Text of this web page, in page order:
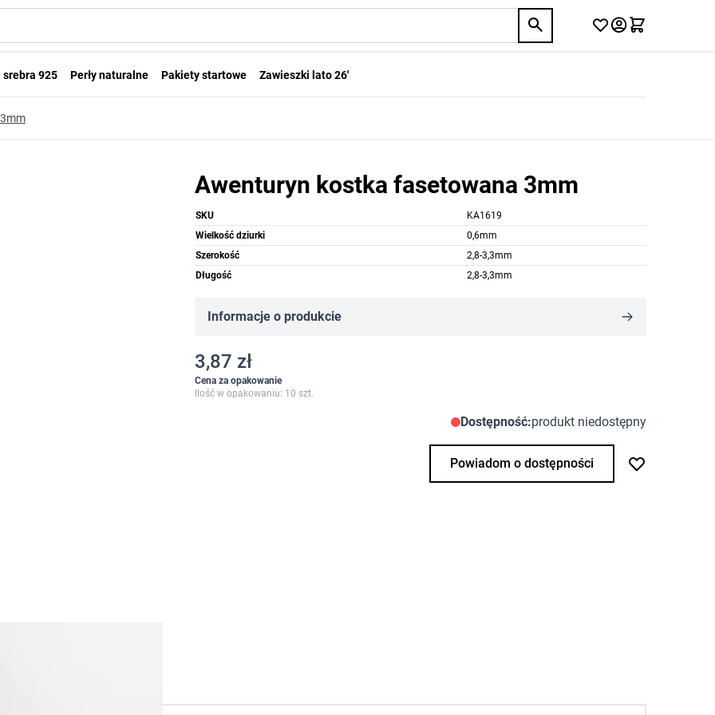
srebra 925 Perły naturalne Pakiety startowe Zawieszki lato 26'
Awenturyn kostka fasetowana 3mm
SKU
KA1619
Wielkość dziurki
0,6mm
Szerokość
2,8-3,3mm
Długość
2,8-3,3mm
Informacje o produkcie
3,87 zł
Cena za opakowanie
Ilość w opakowaniu: 10 szt.
Dostępność:produkt niedostępny
Powiadom o dostępności